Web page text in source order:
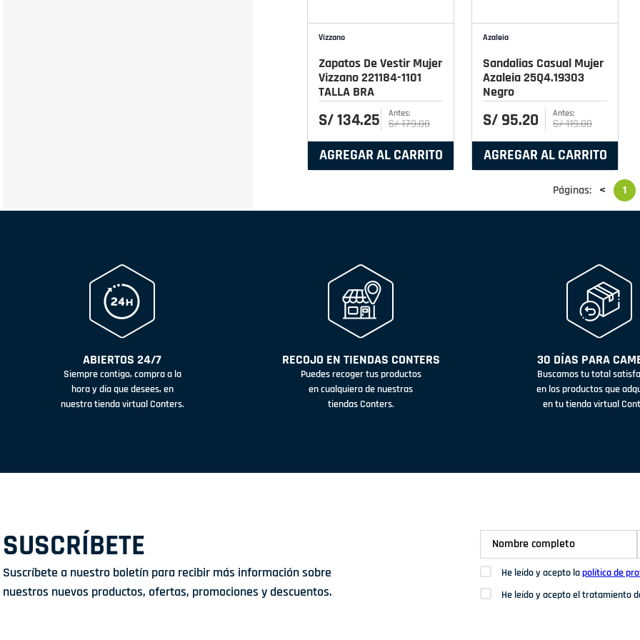
Vizzano
Zapatos De Vestir Mujer
Vizzano 221184-1101
TALLA BRA
S/134.25 S/179.00
AGREGAR AL CARRITO
Azaleia
Sandalias Casual Mujer
Azaleia 25Q4.19303
Negro
S/ 95.20 S/119.00
AGREGAR AL CARRITO
Páginas: < 1
ABIERTOS 24/7
Siempre contigo, compra a la
hora y día que desees, en
nuestra tienda virtual Conters.
RECOJO EN TIENDAS CONTERS
Puedes recoger tus productos
en cualquiera de nuestras
tiendas Conters.
30 DÍAS PARA
Buscamos tu total
en los productos que
en tu tienda virtual
SUSCRÍBETE
Suscríbete a nuestro boletín para recibir más información sobre
nuestros nuevos productos, ofertas, promociones y descuentos.
He leído y acepto lapolítica de
He leído y acepto el tratamiento